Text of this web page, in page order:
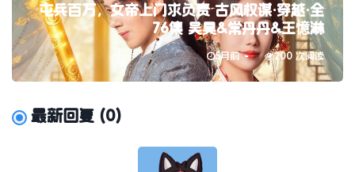
屯兵百万，女帝上门求负责 古风权谋·穿越·全
76集 吴昊&常丹丹&王憶淋
5月前 200 次阅读
最新回复 (0)